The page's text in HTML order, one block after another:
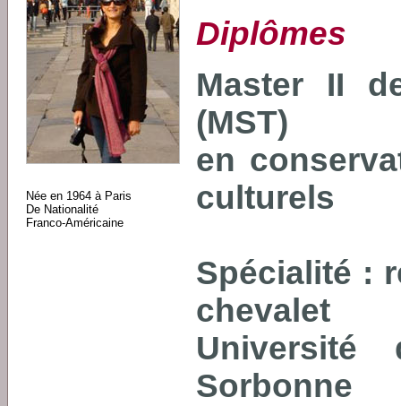
Née en 1964 à Paris
De Nationalité
Franco-Américaine
Diplômes
Master II
(MST)
en
culturels
Spécialité :
chevalet
Sorbonne